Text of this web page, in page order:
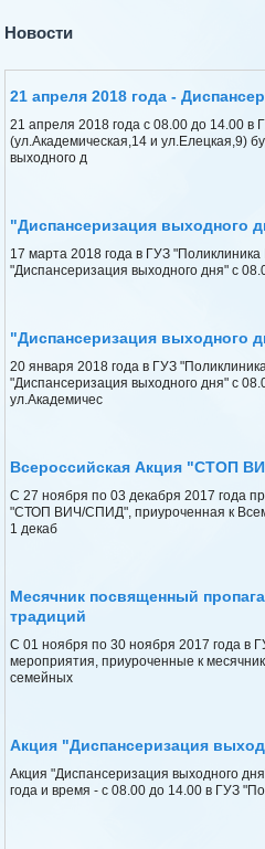
Новости
21 апреля 2018 года -
21 апреля 2018 года с 08.00 до 14.00
(ул.Академическая,14 и ул.Елецкая,9)
выходного д
"Диспансеризация выходного
17 марта 2018 года в ГУЗ
"Диспансеризация выходного дня" с
"Диспансеризация выходного
20 января 2018 года в ГУЗ
"Диспансеризация выходного дня" с
ул.Академичес
Всероссийская Акция "СТОП
С 27 ноября по 03 декабря 2017 года
"СТОП ВИЧ/СПИД", приуроченная к
1 декаб
Месячник посвященный
традиций
С 01 ноября по 30 ноября 2017 года в
мероприятия, приуроченные к
семейных
Акция "Диспансеризация
Акция "Диспансеризация выходного
года и время - с 08.00 до 14.00 в ГУЗ